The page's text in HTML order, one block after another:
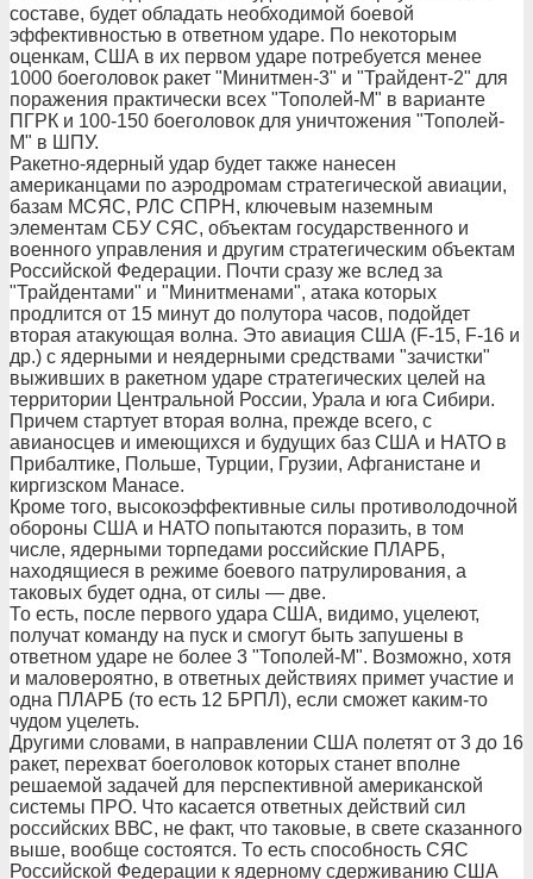
составе, будет обладать необходимой боевой
эффективностью в ответном ударе. По некоторым
оценкам, США в их первом ударе потребуется менее
1000 боеголовок ракет "Минитмен-3" и "Трайдент-2" для
поражения практически всех "Тополей-М" в варианте
ПГРК и 100-150 боеголовок для уничтожения "Тополей-
М" в ШПУ.
Ракетно-ядерный удар будет также нанесен
американцами по аэродромам стратегической авиации,
базам МСЯС, РЛС СПРН, ключевым наземным
элементам СБУ СЯС, объектам государственного и
военного управления и другим стратегическим объектам
Российской Федерации. Почти сразу же вслед за
"Трайдентами" и "Минитменами", атака которых
продлится от 15 минут до полутора часов, подойдет
вторая атакующая волна. Это авиация США (F-15, F-16 и
др.) с ядерными и неядерными средствами "зачистки"
выживших в ракетном ударе стратегических целей на
территории Центральной России, Урала и юга Сибири.
Причем стартует вторая волна, прежде всего, с
авианосцев и имеющихся и будущих баз США и НАТО в
Прибалтике, Польше, Турции, Грузии, Афганистане и
киргизском Манасе.
Кроме того, высокоэффективные силы противолодочной
обороны США и НАТО попытаются поразить, в том
числе, ядерными торпедами российские ПЛАРБ,
находящиеся в режиме боевого патрулирования, а
таковых будет одна, от силы — две.
То есть, после первого удара США, видимо, уцелеют,
получат команду на пуск и смогут быть запушены в
ответном ударе не более 3 "Тополей-М". Возможно, хотя
и маловероятно, в ответных действиях примет участие и
одна ПЛАРБ (то есть 12 БРПЛ), если сможет каким-то
чудом уцелеть.
Другими словами, в направлении США полетят от 3 до 16
ракет, перехват боеголовок которых станет вполне
решаемой задачей для перспективной американской
системы ПРО. Что касается ответных действий сил
российских ВВС, не факт, что таковые, в свете сказанного
выше, вообще состоятся. То есть способность СЯС
Российской Федерации к ядерному сдерживанию США